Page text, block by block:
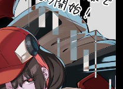
lFlFt23.jpeg 直接進
Dmz2yL1.jpeg